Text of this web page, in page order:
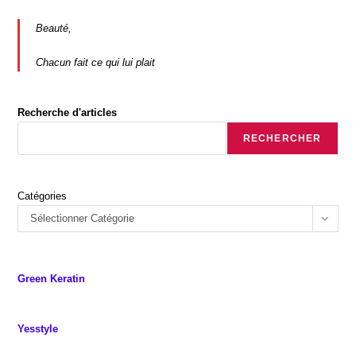
Beauté,
Chacun fait ce qui lui plait
Recherche d'articles
RECHERCHER
Catégories
Sélectionner Catégorie
Green Keratin
Yesstyle